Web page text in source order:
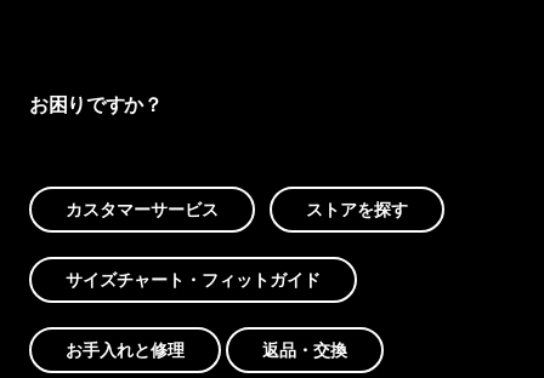
お困りですか？
カスタマーサービス ストアを探す
サイズチャート・フィットガイド
お手入れと修理 返品・交換